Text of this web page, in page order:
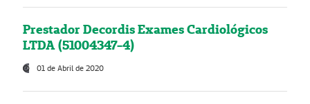
Prestador Decordis Exames Cardiológicos
LTDA (51004347-4)
01 de Abril de 2020